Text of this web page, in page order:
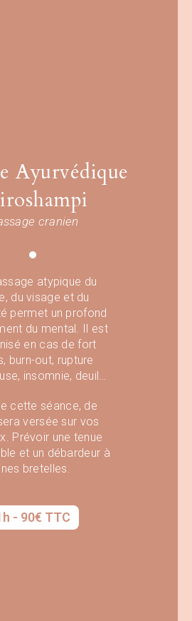
Ayurvédique
cranien
atypique du
du visage et du
permet un profond
du mental. Il est
en cas de fort
burn-out, rupture
insomnie, deuil…
cette séance, de
versée sur vos
Prévoir une tenue
et un débardeur à
bretelles.
- 90€ TTC